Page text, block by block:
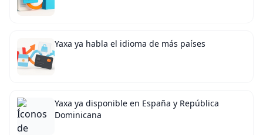
Yaxa ya habla el idioma de más países
Yaxa ya disponible en España y República
Dominicana